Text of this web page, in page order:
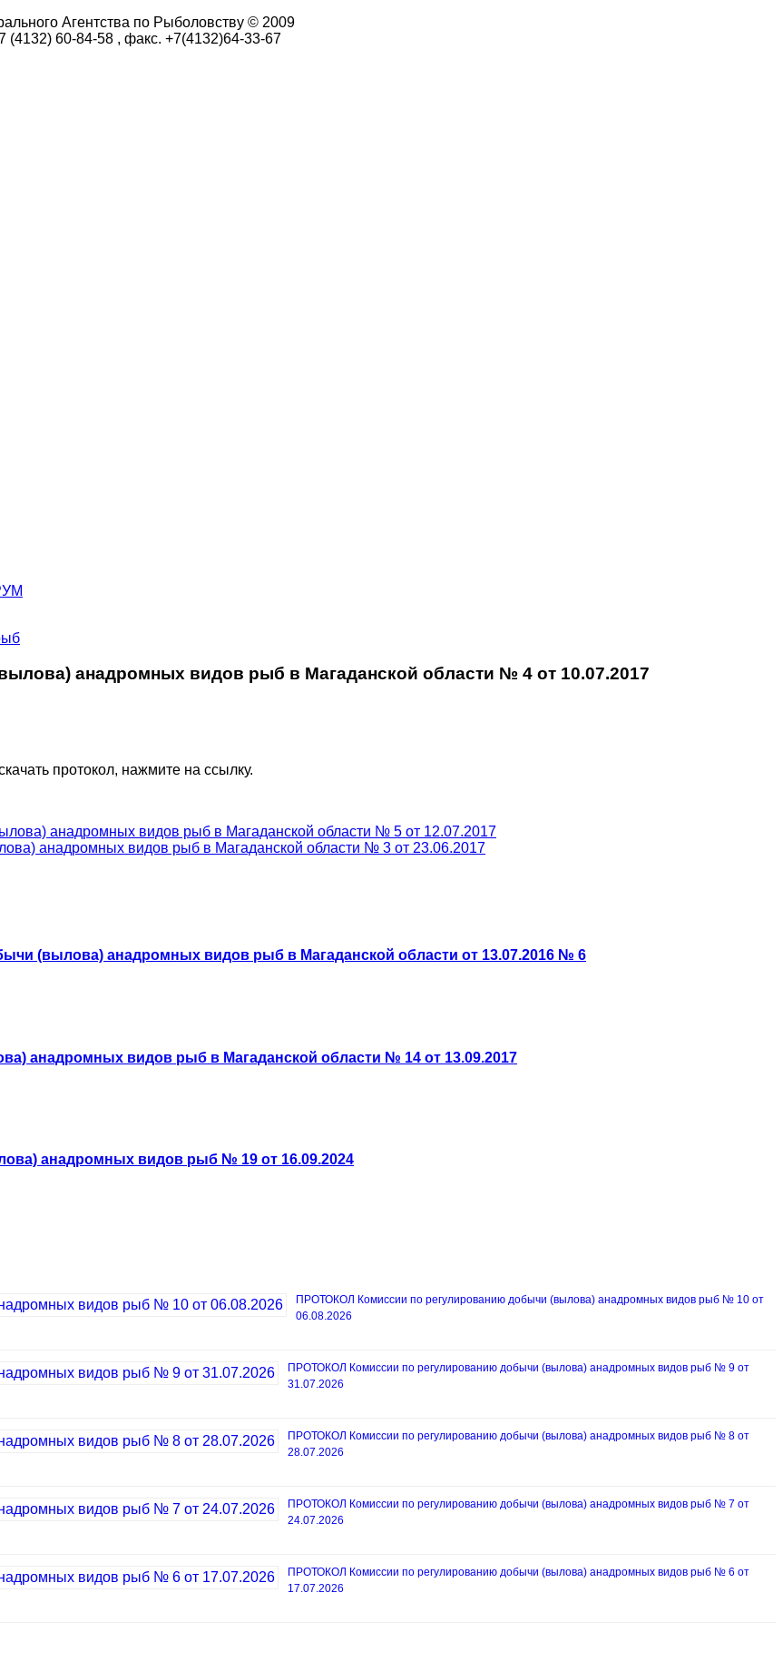
Агентства по Рыболовству © 2009
(4132) 60-84-58 , факс. +7(4132)64-33-67
анадромных видов рыб в Магаданской области № 4 от 10.07.2017
протокол, нажмите на ссылку.
анадромных видов рыб в Магаданской области № 5 от 12.07.2017
анадромных видов рыб в Магаданской области № 3 от 23.06.2017
(вылова) анадромных видов рыб в Магаданской области от 13.07.2016 № 6
анадромных видов рыб в Магаданской области № 14 от 13.09.2017
анадромных видов рыб № 19 от 16.09.2024
ПРОТОКОЛ Комиссии по регулированию добычи (вылова) анадромных видов рыб № 10 от
06.08.2026
ПРОТОКОЛ Комиссии по регулированию добычи (вылова) анадромных видов рыб № 9 от
31.07.2026
ПРОТОКОЛ Комиссии по регулированию добычи (вылова) анадромных видов рыб № 8 от
28.07.2026
ПРОТОКОЛ Комиссии по регулированию добычи (вылова) анадромных видов рыб № 7 от
24.07.2026
ПРОТОКОЛ Комиссии по регулированию добычи (вылова) анадромных видов рыб № 6 от
17.07.2026